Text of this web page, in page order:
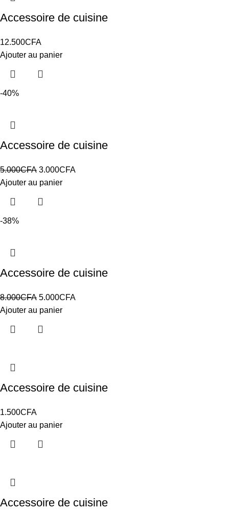
Accessoire de cuisine
12.500CFA
Ajouter au panier
-40%
Accessoire de cuisine
5.000CFA 3.000CFA
Ajouter au panier
-38%
Accessoire de cuisine
8.000CFA 5.000CFA
Ajouter au panier
Accessoire de cuisine
1.500CFA
Ajouter au panier
Accessoire de cuisine